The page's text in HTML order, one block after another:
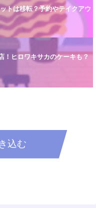
トは移転？予約やテイクアウ
！ヒロワキサカのケーキも？
込む